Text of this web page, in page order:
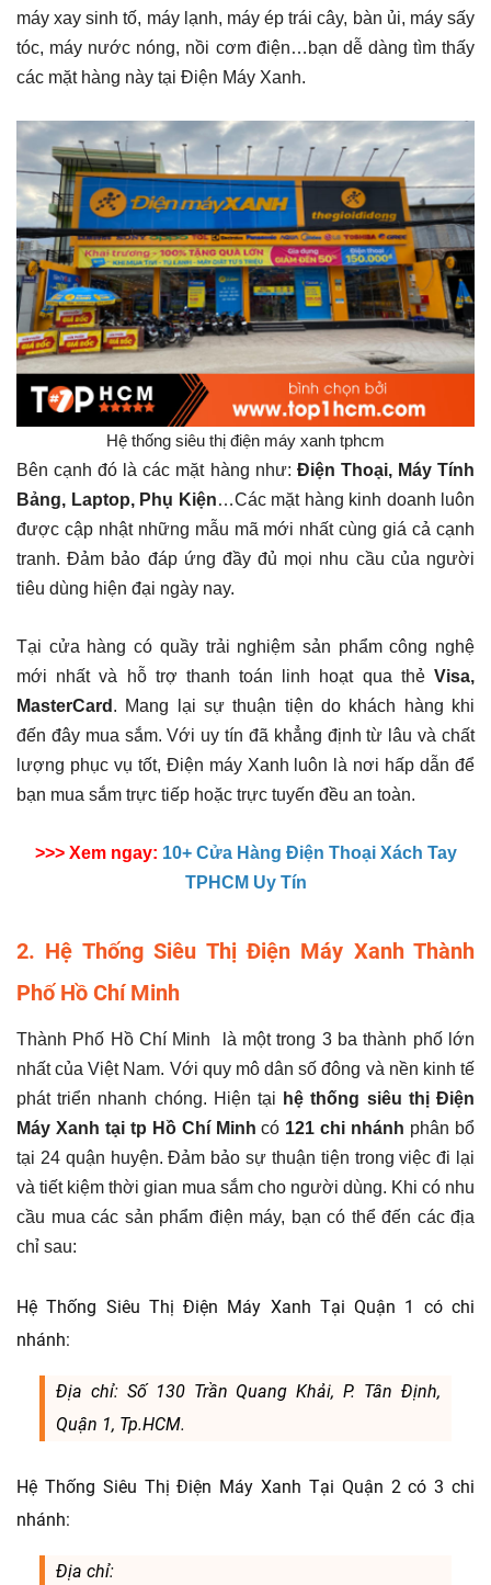
máy xay sinh tố, máy lạnh, máy ép trái cây, bàn ủi, máy sấy
tóc, máy nước nóng, nồi cơm điện…bạn dễ dàng tìm thấy
các mặt hàng này tại Điện Máy Xanh.
Hệ thống siêu thị điện máy xanh tphcm
Bên cạnh đó là các mặt hàng như: Điện Thoại, Máy Tính
Bảng, Laptop, Phụ Kiện…Các mặt hàng kinh doanh luôn
được cập nhật những mẫu mã mới nhất cùng giá cả cạnh
tranh. Đảm bảo đáp ứng đầy đủ mọi nhu cầu của người
tiêu dùng hiện đại ngày nay.
Tại cửa hàng có quầy trải nghiệm sản phẩm công nghệ
mới nhất và hỗ trợ thanh toán linh hoạt qua thẻ Visa,
MasterCard . Mang lại sự thuận tiện do khách hàng khi
đến đây mua sắm. Với uy tín đã khẳng định từ lâu và chất
lượng phục vụ tốt, Điện máy Xanh luôn là nơi hấp dẫn để
bạn mua sắm trực tiếp hoặc trực tuyến đều an toàn.
>>> Xem ngay: 10+ Cửa Hàng Điện Thoại Xách Tay
TPHCM Uy Tín
2. Hệ Thống Siêu Thị Điện Máy Xanh Thành
Phố Hồ Chí Minh
Thành Phố Hồ Chí Minh là một trong 3 ba thành phố lớn
nhất của Việt Nam. Với quy mô dân số đông và nền kinh tế
phát triển nhanh chóng. Hiện tại hệ thống siêu thị Điện
Máy Xanh tại tp Hồ Chí Minh có 121 chi nhánh phân bổ
tại 24 quận huyện. Đảm bảo sự thuận tiện trong việc đi lại
và tiết kiệm thời gian mua sắm cho người dùng. Khi có nhu
cầu mua các sản phẩm điện máy, bạn có thể đến các địa
chỉ sau:
Hệ Thống Siêu Thị Điện Máy Xanh Tại Quận 1 có chi
nhánh:
Địa chỉ: Số 130 Trần Quang Khải, P. Tân Định,
Quận 1, Tp.HCM.
Hệ Thống Siêu Thị Điện Máy Xanh Tại Quận 2 có 3 chi
nhánh:
Địa chỉ: